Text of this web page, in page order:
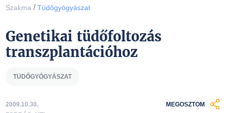
Szakma / Tüdőgyógyászat
Genetikai tüdőfoltozás
transzplantációhoz
TÜDŐGYÓGYÁSZAT
2009.10.30.
MEGOSZTOM